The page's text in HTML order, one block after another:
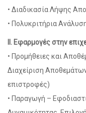
• Διαδικασία Λήψης
• Πολυκριτήρια
ΙΙ. Εφαρμογές στην
• Προμήθειες και
Διαχείριση
επιστροφές)
• Παραγωγή –